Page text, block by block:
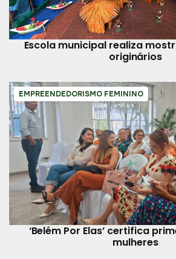
Escola municipal realiza
originários
EMPREENDEDORISMO FEMININO
‘Belém Por Elas’ certifica
mulheres